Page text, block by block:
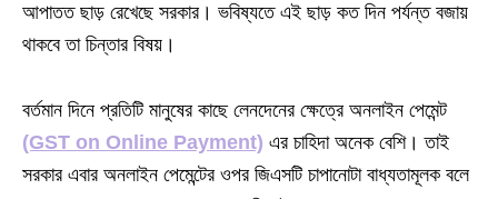
আপাতত ছাড় রেখেছে সরকার। ভবিষ্যতে এই ছাড় কত দিন পর্যন্ত বজায়
থাকবে তা চিন্তার বিষয়।
বর্তমান দিনে প্রতিটি মানুষের কাছে লেনদেনের ক্ষেত্রে অনলাইন পেমেন্ট
(GST on Online Payment) এর চাহিদা অনেক বেশি। তাই
সরকার এবার অনলাইন পেমেন্টের ওপর জিএসটি চাপানোটা বাধ্যতামূলক বলে